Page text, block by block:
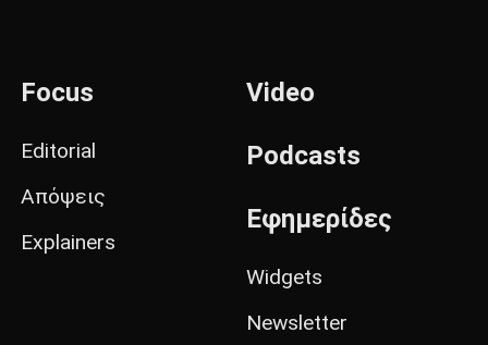
Focus
Editorial
Απόψεις
Explainers
Video
Podcasts
Εφημερίδες
Widgets
Newsletter